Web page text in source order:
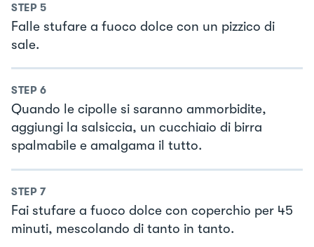
STEP 5
Falle stufare a fuoco dolce con un pizzico di
sale.
STEP 6
Quando le cipolle si saranno ammorbidite,
aggiungi la salsiccia, un cucchiaio di birra
spalmabile e amalgama il tutto.
STEP 7
Fai stufare a fuoco dolce con coperchio per 45
minuti, mescolando di tanto in tanto.